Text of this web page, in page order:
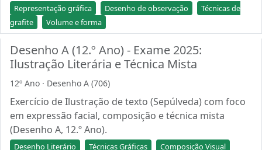
Representação gráfica Desenho de observação
Técnicas de
grafite
Volume e forma
Desenho A (12.º Ano) - Exame 2025:
Ilustração Literária e Técnica Mista
12º Ano · Desenho A (706)
Exercício de Ilustração de texto (Sepúlveda) com foco
em expressão facial, composição e técnica mista
(Desenho A, 12.º Ano).
Desenho Literário Técnicas Gráficas
Composição Visual